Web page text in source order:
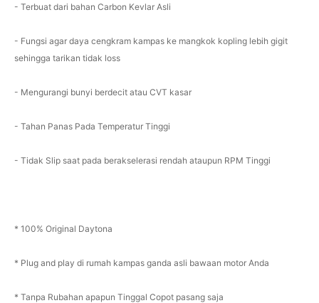
- Terbuat dari bahan Carbon Kevlar Asli
- Fungsi agar daya cengkram kampas ke mangkok kopling lebih gigit
sehingga tarikan tidak loss
- Mengurangi bunyi berdecit atau CVT kasar
- Tahan Panas Pada Temperatur Tinggi
- Tidak Slip saat pada berakselerasi rendah ataupun RPM Tinggi
* 100% Original Daytona
* Plug and play di rumah kampas ganda asli bawaan motor Anda
* Tanpa Rubahan apapun Tinggal Copot pasang saja